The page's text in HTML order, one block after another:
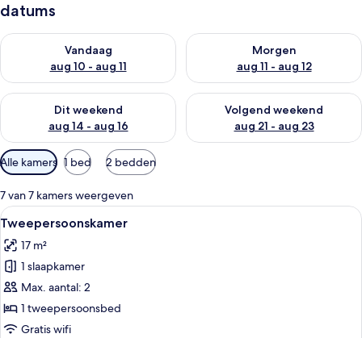
datums
Vandaag
aug 10 - aug 11
De beschikbaarheid controleren voor vanavond aug 10 - aug
Morgen
aug 11 - aug 12
De beschikbaarheid
Dit weekend
aug 14 - aug 16
De beschikbaarheid controleren voor dit weekend aug 14 -
Volgend weekend
aug 21 - aug 23
De beschikbaarheid
Beschikbare
filters
voor
kamers
Alle kamers 1 bed 2 bedden
7 van 7 kamers weergeven
Alle
foto's
voor
Tweepersoonskamer
laden
Een moderne hotelkamer met een
9
Tweepersoonskamer
17 m²
1 slaapkamer
Max. aantal: 2
1 tweepersoonsbed
Gratis wifi